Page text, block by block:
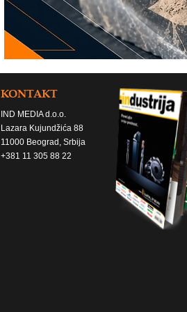
KONTAKT
IND MEDIA d.o.o.
Lazara Kujundžića 88
11000 Beograd, Srbija
+381 11 305 88 22